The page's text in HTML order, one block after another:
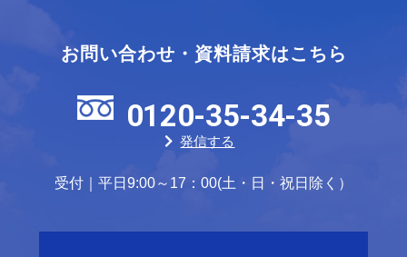
お問い合わせ・資料請求はこちら
0120-35-34-35
発信する
受付｜平日9:00～17：00(土・日・祝日除く）